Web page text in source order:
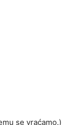
se vraćamo.)